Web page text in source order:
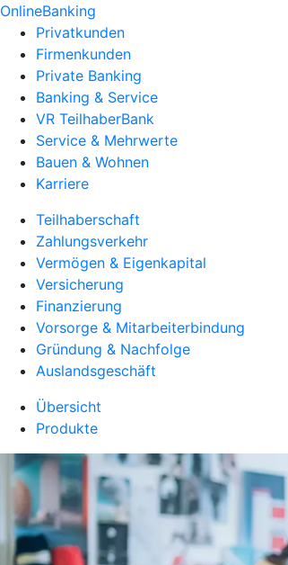
OnlineBanking
Privatkunden
Firmenkunden
Private Banking
Banking & Service
VR TeilhaberBank
Service & Mehrwerte
Bauen & Wohnen
Karriere
Teilhaberschaft
Zahlungsverkehr
Vermögen & Eigenkapital
Versicherung
Finanzierung
Vorsorge & Mitarbeiterbindung
Gründung & Nachfolge
Auslandsgeschäft
Übersicht
Produkte